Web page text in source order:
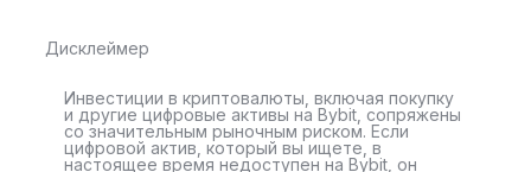
Дисклеймер
Инвестиции в криптовалюты, включая покупку
и другие цифровые активы на Bybit, сопряжены
со значительным рыночным риском. Если
цифровой актив, который вы ищете, в
настоящее время недоступен на Bybit, он